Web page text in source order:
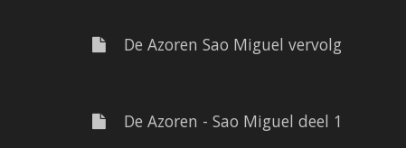
De Azoren Sao Miguel vervolg
De Azoren - Sao Miguel deel 1